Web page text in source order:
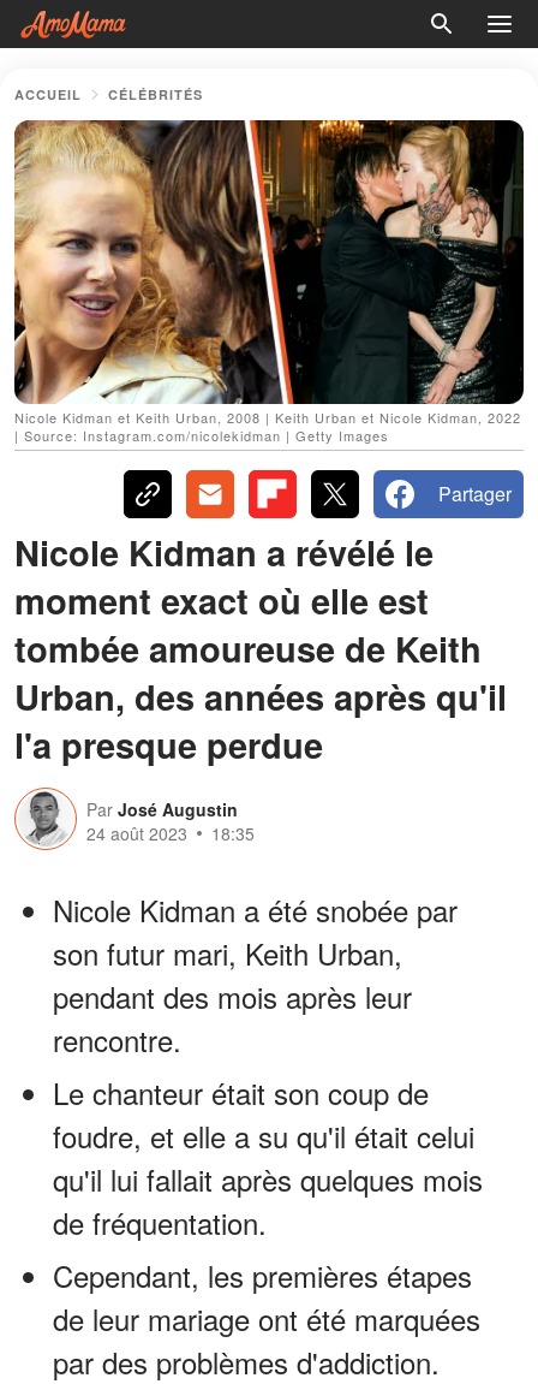
ACCUEIL CÉLÉBRITÉS
Nicole Kidman et Keith Urban, 2008 | Keith Urban et Nicole Kidman, 2022
| Source: Instagram.com/nicolekidman | Getty Images
Partager
Nicole Kidman a révélé le
moment exact où elle est
tombée amoureuse de Keith
Urban, des années après qu'il
l'a presque perdue
Par José Augustin
24 août 2023
18:35
Nicole Kidman a été snobée par
son futur mari, Keith Urban,
pendant des mois après leur
rencontre.
Le chanteur était son coup de
foudre, et elle a su qu'il était celui
qu'il lui fallait après quelques mois
de fréquentation.
Cependant, les premières étapes
de leur mariage ont été marquées
par des problèmes d'addiction.